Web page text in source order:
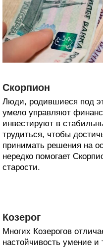
Скорпион
Люди, родившиеся под
умело управляют
инвестируют в
трудиться, чтобы
принимать решения на
нередко помогает
старости.
Козерог
Многих Козерогов
настойчивость умение и